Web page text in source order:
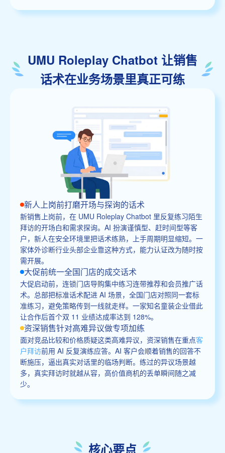
UMU Roleplay Chatbot 让销售
话术在业务场景里真正可练
新人上岗前打磨开场与探询的话术
新销售上岗前，在 UMU Roleplay Chatbot 里反复练习陌生
拜访的开场白和需求探询。AI 扮演谨慎型、赶时间型等客
户，新人在安全环境里把话术练熟，上手周期明显缩短。一
家体外诊断行业头部企业靠这种方式，能力认证改为随时按
需开展。
大促前统一全国门店的成交话术
大促启动前，连锁门店导购集中练习连带推荐和会员推广话
术。总部把标准话术配进 AI 场景，全国门店对照同一套标
准练习，避免策略传到一线就走样。一家知名童装企业借此
让合作后首个双 11 业绩达成率达到 128%。
资深销售针对高难异议做专项加练
面对竞品比较和价格质疑这类高难异议，资深销售在重点客
户拜访前用 AI 反复演练应答。AI 客户会顺着销售的回答不
断施压，逼出真实对话里的临场判断。练过的异议场景越
多，真实拜访时就越从容，高价值商机的丢单瞬间随之减
少。
核心要点